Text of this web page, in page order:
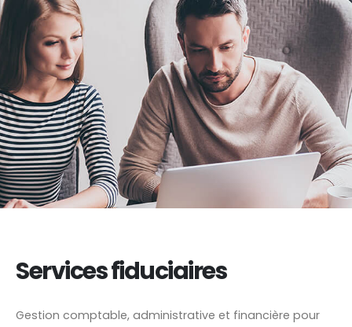
Services fiduciaires
Gestion comptable, administrative et financière pour